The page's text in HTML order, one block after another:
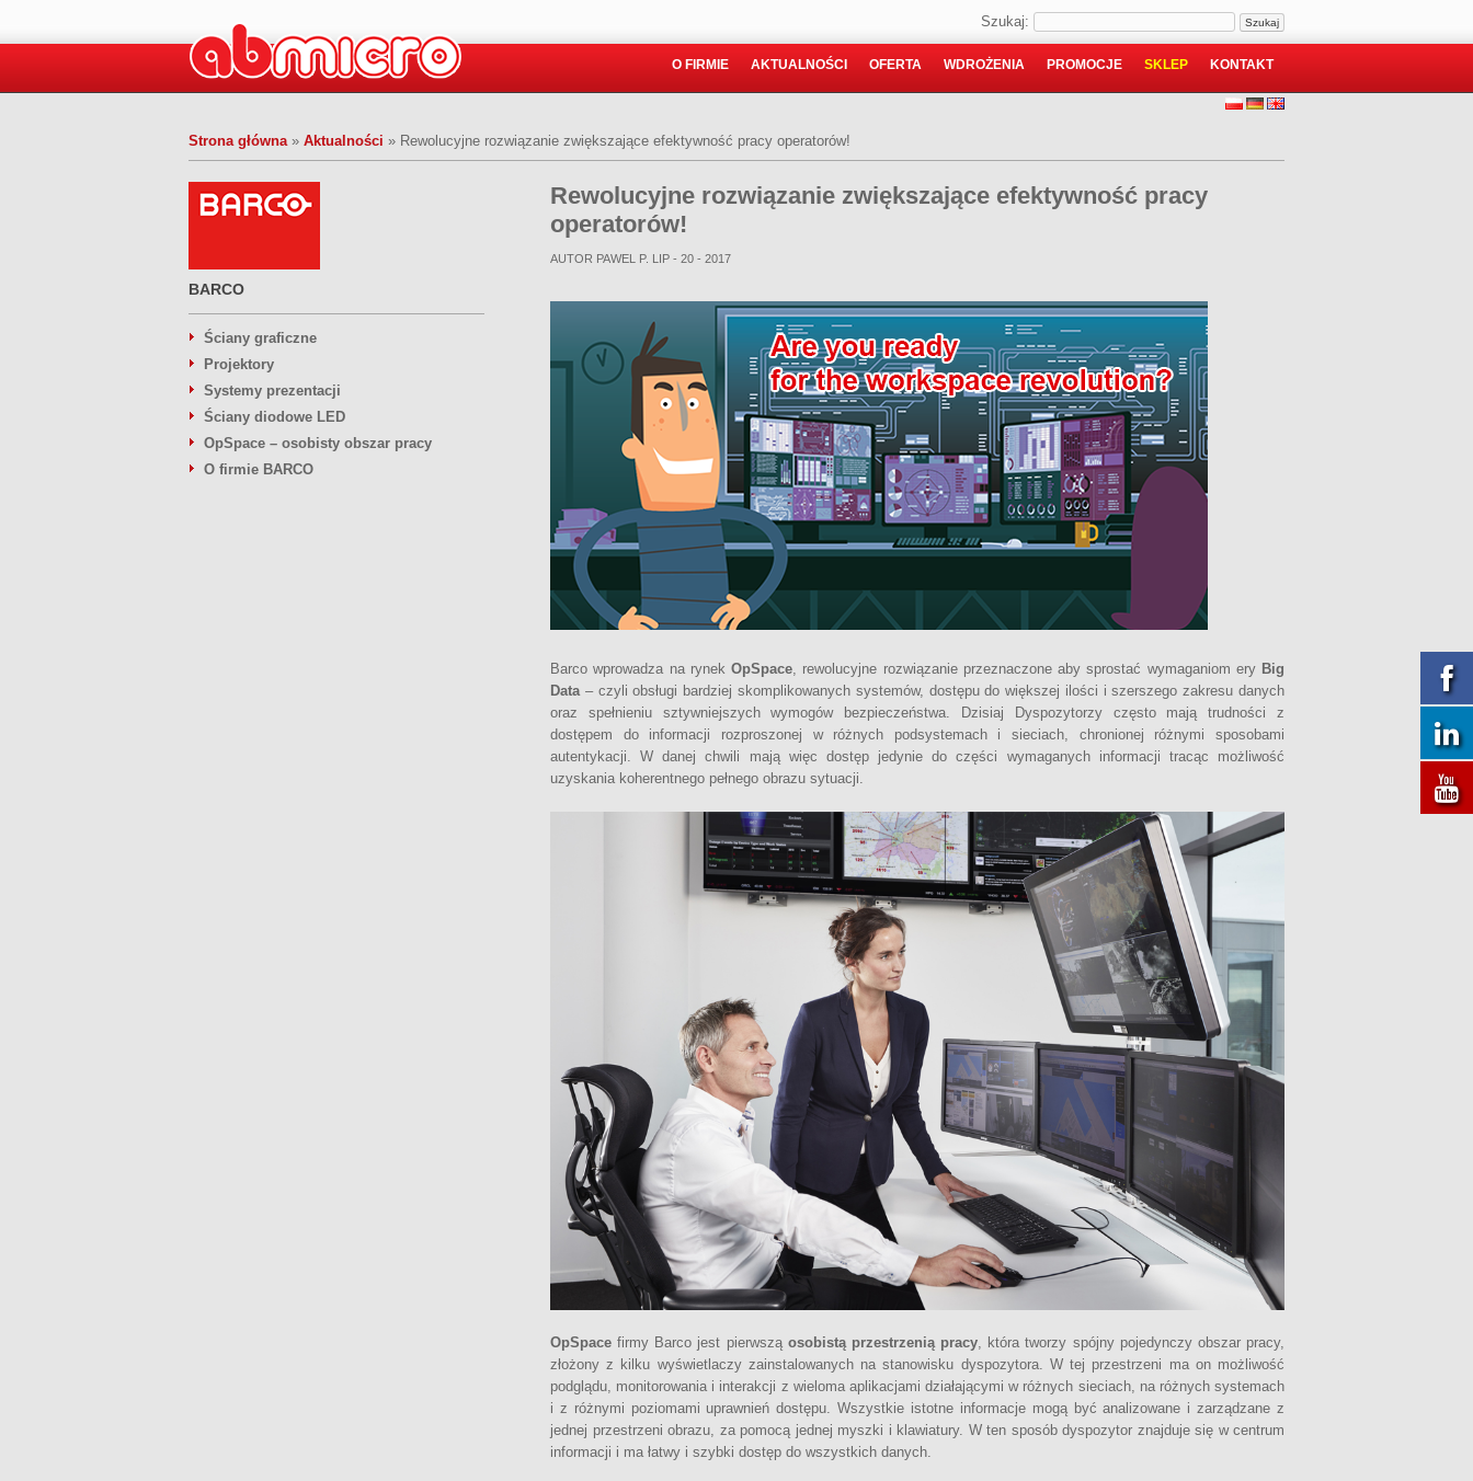
Szukaj:
O FIRMIE AKTUALNOŚCI OFERTA WDROŻENIA PROMOCJE SKLEP KONTAKT
Strona główna» Aktualności » Rewolucyjne rozwiązanie zwiększające efektywność pracy operatorów!
Rewolucyjne rozwiązanie zwiększające efektywność pracy
operatorów!
AUTOR PAWEL P. LIP - 20 - 2017
Barco wprowadza na rynek OpSpace, rewolucyjne rozwiązanie przeznaczone aby sprostać wymaganiom ery Big
Data– czyli obsługi bardziej skomplikowanych systemów, dostępu do większej ilości i szerszego zakresu danych
oraz spełnieniu sztywniejszych wymogów bezpieczeństwa. Dzisiaj Dyspozytorzy często mają trudności z
dostępem do informacji rozproszonej w różnych podsystemach i sieciach, chronionej różnymi sposobami
autentykacji. W danej chwili mają więc dostęp jedynie do części wymaganych informacji tracąc możliwość
uzyskania koherentnego pełnego obrazu sytuacji.
OpSpace firmy Barco jest pierwszą osobistą przestrzenią pracy , która tworzy spójny pojedynczy obszar pracy,
złożony z kilku wyświetlaczy zainstalowanych na stanowisku dyspozytora. W tej przestrzeni ma on możliwość
podglądu, monitorowania i interakcji z wieloma aplikacjami działającymi w różnych sieciach, na różnych systemach
i z różnymi poziomami uprawnień dostępu. Wszystkie istotne informacje mogą być analizowane i zarządzane z
jednej przestrzeni obrazu, za pomocą jednej myszki i klawiatury. W ten sposób dyspozytor znajduje się w centrum
informacji i ma łatwy i szybki dostęp do wszystkich danych.
BARCO
Ściany graficzne
Projektory
Systemy prezentacji
Ściany diodowe LED
OpSpace – osobisty obszar pracy
O firmie BARCO